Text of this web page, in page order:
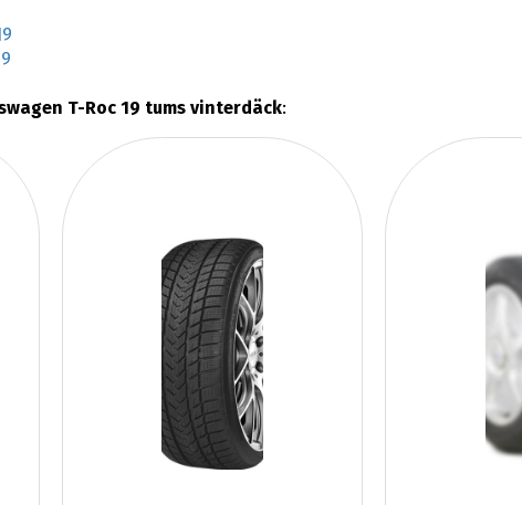
T-Roc 19 tums vinterdäck: